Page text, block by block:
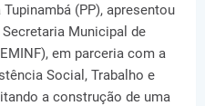
(PP), apresentou
Municipal de
em parceria com a
Social, Trabalho e
a construção de uma